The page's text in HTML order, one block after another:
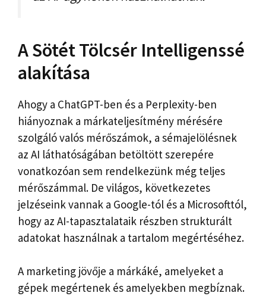
A Sötét Tölcsér Intelligenssé
alakítása
Ahogy a ChatGPT-ben és a Perplexity-ben
hiányoznak a márkateljesítmény mérésére
szolgáló valós mérőszámok, a sémajelölésnek
az AI láthatóságában betöltött szerepére
vonatkozóan sem rendelkezünk még teljes
mérőszámmal. De világos, következetes
jelzéseink vannak a Google-tól és a Microsofttól,
hogy az AI-tapasztalataik részben strukturált
adatokat használnak a tartalom megértéséhez.
A marketing jövője a márkáké, amelyeket a
gépek megértenek és amelyekben megbíznak.